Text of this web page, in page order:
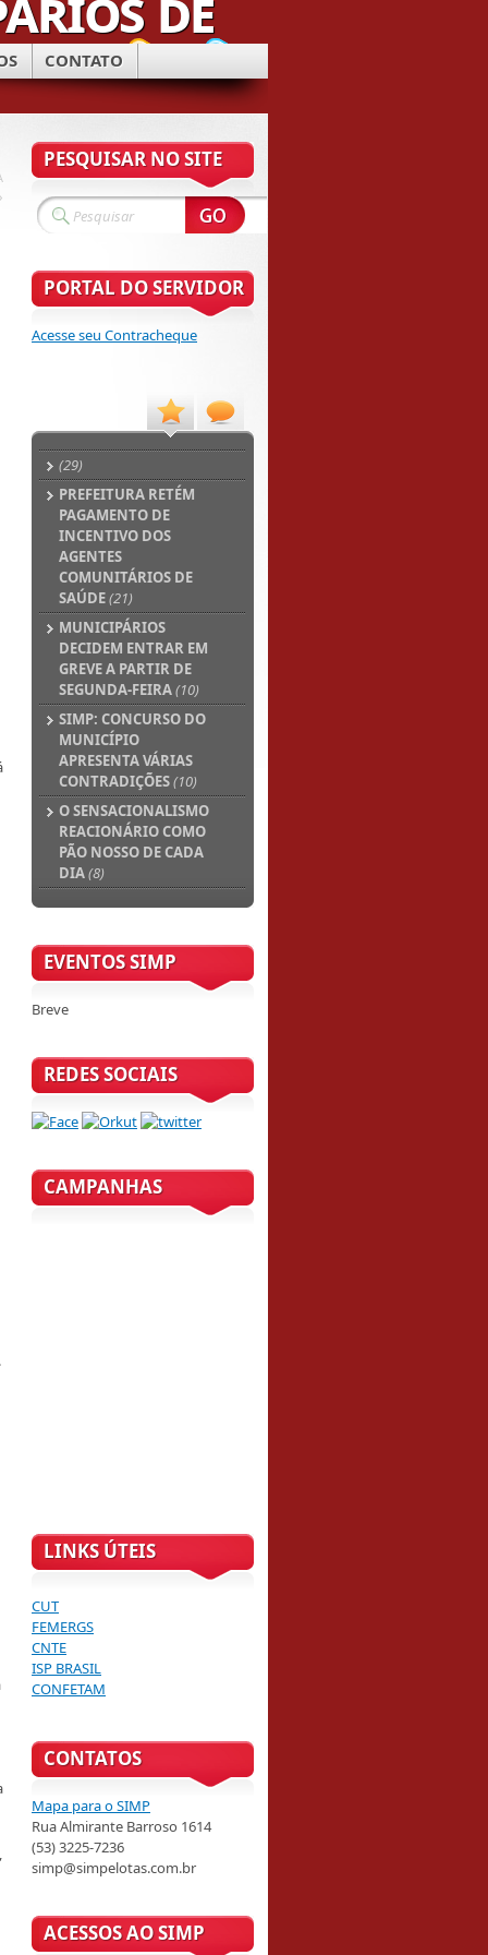
CONTATO
PESQUISAR NO SITE
PORTAL DO SERVIDOR
Acesse seu Contracheque
(29)
PREFEITURA RETÉM
PAGAMENTO DE
INCENTIVO DOS
AGENTES
COMUNITÁRIOS DE
SAÚDE(21)
MUNICIPÁRIOS
DECIDEM ENTRAR EM
GREVE A PARTIR DE
SEGUNDA-FEIRA(10)
SIMP: CONCURSO DO
MUNICÍPIO
APRESENTA VÁRIAS
CONTRADIÇÕES(10)
O SENSACIONALISMO
REACIONÁRIO COMO
PÃO NOSSO DE CADA
DIA(8)
EVENTOS SIMP
Breve
REDES SOCIAIS
CAMPANHAS
LINKS ÚTEIS
CUT
FEMERGS
CNTE
ISP BRASIL
CONFETAM
CONTATOS
Mapa para o SIMP
Rua Almirante Barroso 1614
(53) 3225-7236
simp@simpelotas.com.br
ACESSOS AO SIMP